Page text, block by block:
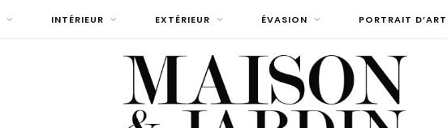
INTÉRIEUR EXTÉRIEUR ÉVASION PORTRAIT